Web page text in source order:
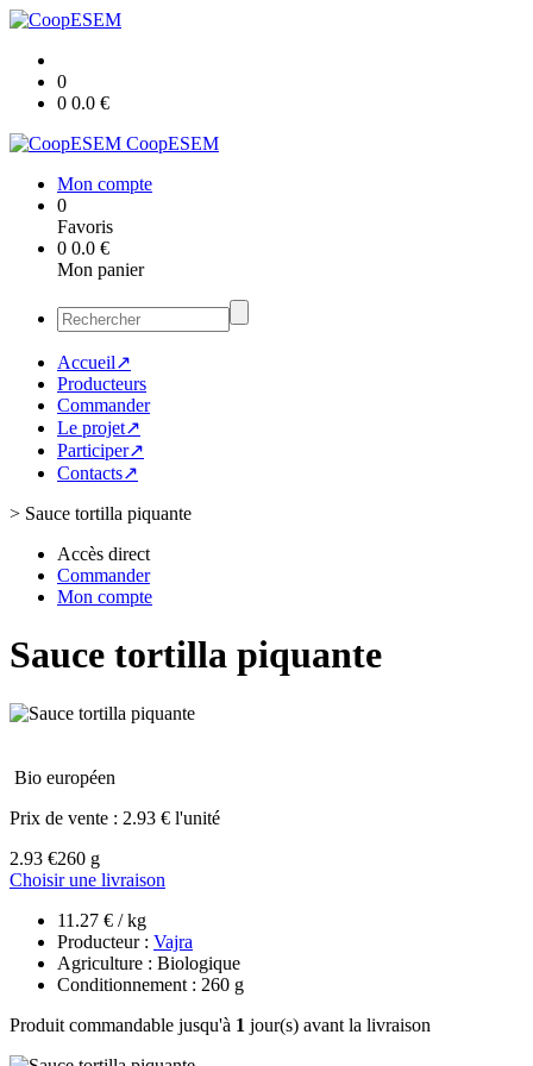
0
0 0.0 €
CoopESEM
Mon compte
0
Favoris
0 0.0 €
Mon panier
Accueil↗
Producteurs
Commander
Le projet↗
Participer↗
Contacts↗
> Sauce tortilla piquante
Accès direct
Commander
Mon compte
Sauce tortilla piquante
Bio européen
Prix de vente : 2.93 € l'unité
2.93 €260 g
Choisir une livraison
11.27 € / kg
Producteur : Vajra
Agriculture : Biologique
Conditionnement : 260 g
Produit commandable jusqu'à 1 jour(s) avant la livraison